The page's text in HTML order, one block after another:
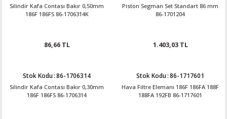
Silindir Kafa Contası Bakır 0,50mm
186F 186FS 86-1706314K
86,66 TL
Piston Segman Set Standart 86 mm
86-1701204
1.403,03 TL
Stok Kodu:86-1706314
Silindir Kafa Contası Bakır 0,30mm
186F 186FS 86-1706314
Stok Kodu:86-1717601
Hava Filtre Elemanı 186F 186FA 188F
188FA 192FB 86-1717601